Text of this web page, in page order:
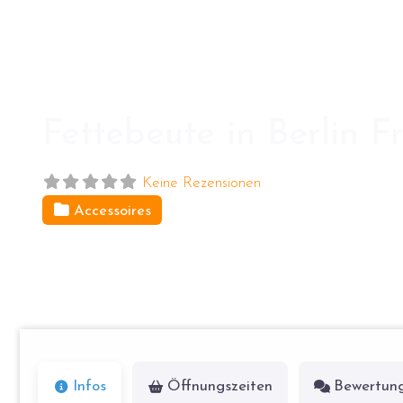
Keine Rezensionen
Accessoires
Infos Öffnungszeiten